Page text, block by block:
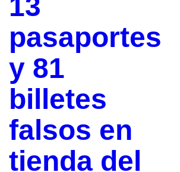
13
pasaportes
y 81
billetes
falsos en
tienda del